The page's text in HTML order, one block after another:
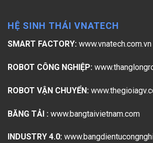
HỆ SINH THÁI VNATECH
SMART FACTORY: www.vnatech.com.vn
ROBOT CÔNG NGHIỆP:
ROBOT VẬN CHUYỂN:
BĂNG TẢI : www.bangtaivietnam.com
INDUSTRY 4.0: